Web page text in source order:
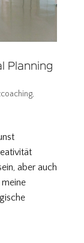
Planning
,
aber auch